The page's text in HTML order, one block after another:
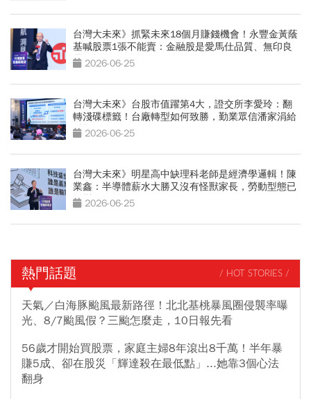
台灣大未來》抓緊未來18個月賺錢機會！永豐金黃蔭
基喊股票1張不能賣：金融股是愛馬仕品質、無印良
品價格
2026-06-25
台灣大未來》台股市值躍第4大，證交所李愛玲：翻
轉淺碟標籤！台廠轉型如何致勝，勤業眾信潘家涓給
3策略2026-06-25
台灣大未來》明星高中缺理科老師是經濟學邏輯！陳
業鑫：半導體薪水大勝又沒有怪獸家長，勞動型態已
轉變2026-06-25
熱門話題 / HOT STORIES /
天氣／白海豚颱風最新路徑！北北基桃暴風圈侵襲率曝
光、8/7颱風假？三颱怎麼走，10日報先看
56歲才開始買股票，家庭主婦8年滾出8千萬！半年暴
賺5成、卻在股災「輝達殺在最低點」...她靠3個心法
翻身